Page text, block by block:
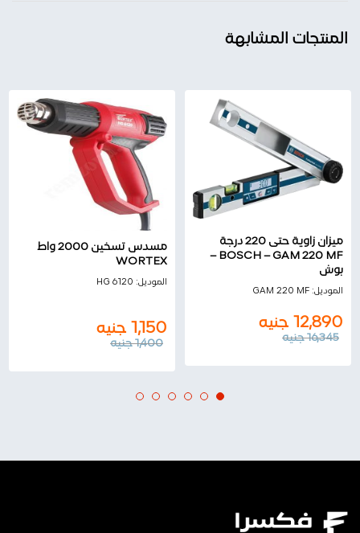
المنتجات المشابهة
ميزان زاوية حتى 220 درجة
BOSCH – GAM 220 MF –
بوش
الموديل: GAM 220 MF
12,890 جنيه
16,345 جنيه
مسدس تسخين 2000 واط
WORTEX
الموديل: HG 6120
1,150 جنيه
1,400 جنيه